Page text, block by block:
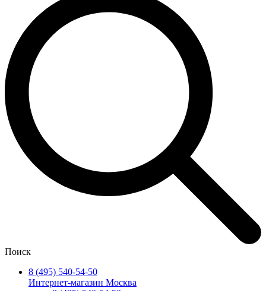
Поиск
8 (495) 540-54-50
Интернет-магазин Москва